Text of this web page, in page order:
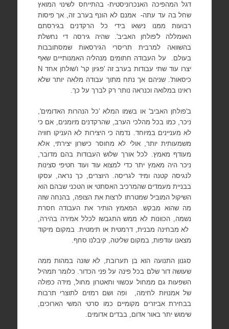
דגל המהפיכה האנכרוניסטית- בהתייחס לשינוי המואץ
שחל בה עד עתה-
אמנם לא הונף בערב זה, אך פיסות
רבועות ממנו נישאו בידי כל הרקדנים בגירסתם
האומללה ל'פולחן האביב'. שהיה גירסה די נחשלת
בהשוואה למרבית תריסרי הגירסאות שמסתובבות
בעולם.
על העבודה חתומים מנהליה האמנותייים שאף
יצרו עוד שתי עבודות בערב זה 'פגיון קר' ו'שולחן אחד N
כיסאות'. שניהם אך נתח מתוך עבודה מלאה יותר שלא
ראינו במלואה וכנראה נותר רק לברך על כך.
ב'פולחן האביב' או בשמו המלא 'כל הנהרות האדומים',
ניכר, כמו בכל מהלכי הערב, שהרקדנים מיומנים, אם כי
לא מעניינים במיוחד. נדמה כי היצירות לא העניקו חוויה
משמעותית יותר, אולי לא מחוסר כישרון יצירתי, אלא
מעודף מאמץ. לכל אורך שלוש העבודות בהם מדובר,
ניכר היה מאמץ יתר כדי למצוא עוד ועוד חטיפי סצינות
לנגיסה קטנה ומיד לגריסה. היוצרים, כך נראה, עסקו
בבניית מעמדים שהמרכיב האסתטי או הטכני שבהם הוא
השיקול המוביל שמטרתו לרצות את הצופה, בהנחה שזה
מה שהוא מבקש. המאמץ הותיר את העבודה חסרת
נשמה, הכוונות לא ממש התגבשו לכלל אמירה בהירה,
לא מבחינה מבנית, דרמטית או תימטית. במקום מיקוד
מצאנו עודפות, במקום שליטה, קיבלנו סחף.
סגנון התנועה הוא בן תערובת, לא שונה במהות ממה
שעושה דור שלם בכל פינה על פני הכדור. כלומר תמהיל
השפעות גם ממחול עכשווי ותאטרון מחול, מידה כפולה
של אמנויות לחימה,
ופה ושם רמזים לתוצרי תרבות
בבחירת אביזרים מקומיים כמו סרטי המשי הארוכים,
שימוש יתר באור אדום, בבדים אדומים.